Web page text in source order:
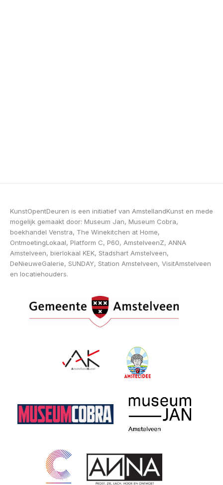
KunstOpentDeuren is een initiatief van AmstellandKunst en mede
mogelijk gemaakt door: Museum Jan, Museum Cobra,
boekhandel Venstra, The Winekitchen at Home,
OntmoetingLokaal, Platform C, P60, AmstelveenZ, ANNA
Amstelveen, bierlokaal KEK, Stadshart Amstelveen,
DeNieuweGalerie, SUNDAY, Station Amstelveen, VisitAmstelveen
en locatiehouders.